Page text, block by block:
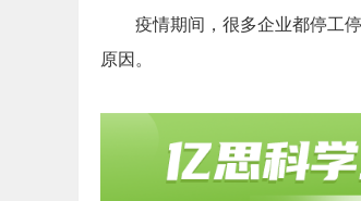
疫情期间，很多企业都停工
原因。